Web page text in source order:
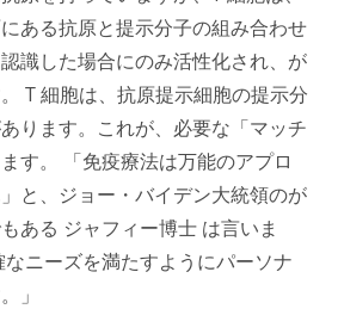
ある抗原と提示分子の組み合わせ
識した場合にのみ活性化され、が
T 細胞は、抗原提示細胞の提示分
ります。これが、必要な「マッチ
す。 「免疫療法は万能のアプロ
と、ジョー・バイデン大統領のが
ある ジャフィー博士 は言いま
ニーズを満たすようにパーソナ
」